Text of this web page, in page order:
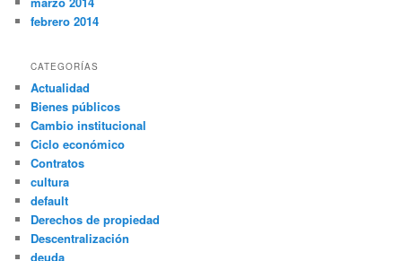
febrero 2014
CATEGORÍAS
Actualidad
Bienes públicos
Cambio institucional
Ciclo económico
Contratos
cultura
default
Derechos de propiedad
Descentralización
deuda